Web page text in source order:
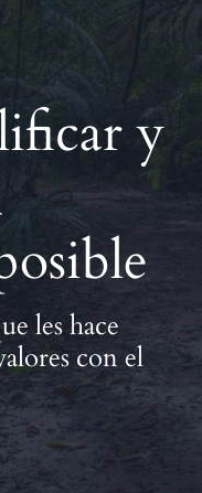
y
les hace
con el